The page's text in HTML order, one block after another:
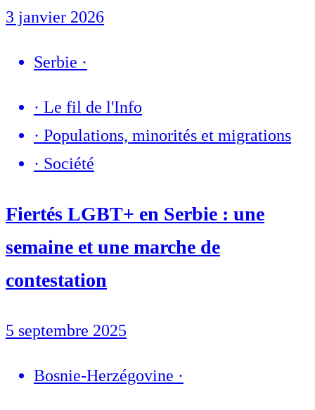
3 janvier 2026
Serbie ·
· Le fil de l'Info
· Populations, minorités et migrations
· Société
Fiertés LGBT+ en Serbie : une
semaine et une marche de
contestation
5 septembre 2025
Bosnie-Herzégovine ·